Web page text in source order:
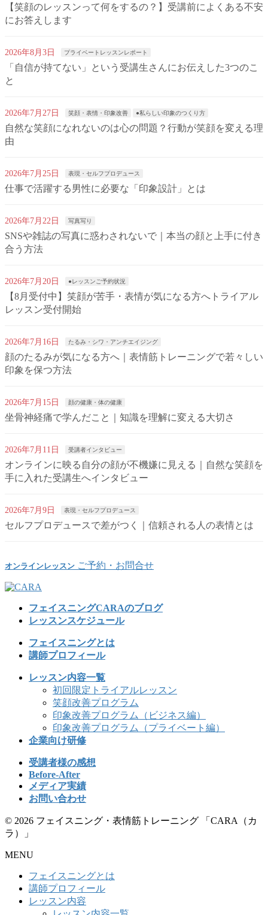
【笑顔のレッスンって何をするの？】受講前によくある不安
にお答えします
2026年8月3日 プライベートレッスンレポート
「自信が持てない」という受講生さんにお伝えした3つのこ
と
2026年7月27日 笑顔・表情・印象改善 ●私らしい印象のつくり方
自然な笑顔になれないのは心の問題？行動が笑顔を変える理
由
2026年7月25日 表現・セルフプロデュース
仕事で活躍する男性に必要な「印象設計」とは
2026年7月22日 写真写り
SNSや雑誌の写真に惑わされないで｜本当の顔と上手に付き
合う方法
2026年7月20日 ●レッスンご予約状況
【8月受付中】笑顔が苦手・表情が気になる方へトライアル
レッスン受付開始
2026年7月16日 たるみ・シワ・アンチエイジング
顔のたるみが気になる方へ｜表情筋トレーニングで若々しい
印象を保つ方法
2026年7月15日 顔の健康・体の健康
坐骨神経痛で学んだこと｜知識を理解に変える大切さ
2026年7月11日 受講者インタビュー
オンラインに映る自分の顔が不機嫌に見える｜自然な笑顔を
手に入れた受講生へインタビュー
2026年7月9日 表現・セルフプロデュース
セルフプロデュースで差がつく｜信頼される人の表情とは
オンラインレッスン ご予約・お問合せ
フェイスニングCARAのブログ
レッスンスケジュール
フェイスニングとは
講師プロフィール
レッスン内容一覧
初回限定トライアルレッスン
笑顔改善プログラム
印象改善プログラム（ビジネス編）
印象改善プログラム（プライベート編）
企業向け研修
受講者様の感想
Before-After
メディア実績
お問い合わせ
© 2026 フェイスニング・表情筋トレーニング 「CARA（カ
ラ）」
MENU
フェイスニングとは
講師プロフィール
レッスン内容